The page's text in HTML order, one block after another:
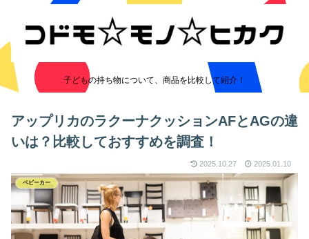
子どもの持ち物について、商品を比較して紹介！
アップリカのラクーナクッションAFとAGの違
いは？比較しておすすめを調査！
2025.10.27 2025.01.10
ベビーカー